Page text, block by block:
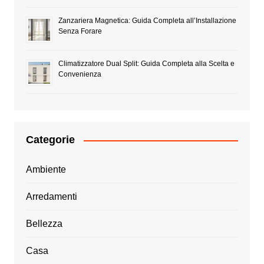
Zanzariera Magnetica: Guida Completa all’Installazione
Senza Forare
Climatizzatore Dual Split: Guida Completa alla Scelta e
Convenienza
Categorie
Ambiente
Arredamenti
Bellezza
Casa